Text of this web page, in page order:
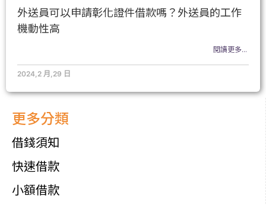
更多分類
借錢須知
快速借款
小額借款
外送員可以申請彰化證件借款嗎？外送員的工作
機動性高
閱讀更多...
2024,2 月,29 日